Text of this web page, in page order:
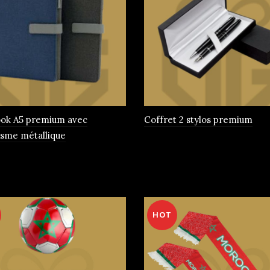
A5 premium avec
métallique
Coffret 2 stylos premium
HOT